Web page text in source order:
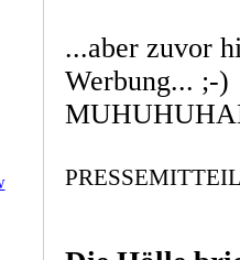
...aber zuvor
Werbung... ;-)